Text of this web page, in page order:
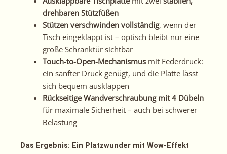
drehbaren Stützfüßen
Stützen verschwinden vollständig, wenn der
Tisch eingeklappt ist – optisch bleibt nur eine
große Schranktür sichtbar
Touch-to-Open-Mechanismusmit Federdruck:
ein sanfter Druck genügt, und die Platte lässt
sich bequem ausklappen
Rückseitige Wandverschraubung mit 4 Dübeln
für maximale Sicherheit – auch bei schwerer
Belastung
Das Ergebnis: Ein Platzwunder mit Wow-Effekt